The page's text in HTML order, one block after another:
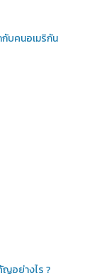
กับคนอเมริกัน
ญอย่างไร ?